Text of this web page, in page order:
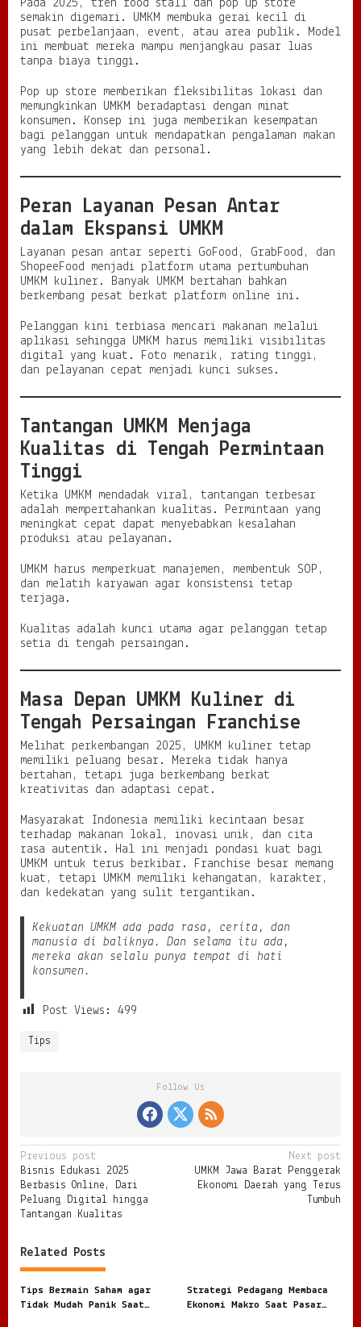
Pada 2025, tren food stall dan pop up store
semakin digemari. UMKM membuka gerai kecil di
pusat perbelanjaan, event, atau area publik. Model
ini membuat mereka mampu menjangkau pasar luas
tanpa biaya tinggi.
Pop up store memberikan fleksibilitas lokasi dan
memungkinkan UMKM beradaptasi dengan minat
konsumen. Konsep ini juga memberikan kesempatan
bagi pelanggan untuk mendapatkan pengalaman makan
yang lebih dekat dan personal.
Peran Layanan Pesan Antar
dalam Ekspansi UMKM
Layanan pesan antar seperti GoFood, GrabFood, dan
ShopeeFood menjadi platform utama pertumbuhan
UMKM kuliner. Banyak UMKM bertahan bahkan
berkembang pesat berkat platform online ini.
Pelanggan kini terbiasa mencari makanan melalui
aplikasi sehingga UMKM harus memiliki visibilitas
digital yang kuat. Foto menarik, rating tinggi,
dan pelayanan cepat menjadi kunci sukses.
Tantangan UMKM Menjaga
Kualitas di Tengah Permintaan
Tinggi
Ketika UMKM mendadak viral, tantangan terbesar
adalah mempertahankan kualitas. Permintaan yang
meningkat cepat dapat menyebabkan kesalahan
produksi atau pelayanan.
UMKM harus memperkuat manajemen, membentuk SOP,
dan melatih karyawan agar konsistensi tetap
terjaga.
Kualitas adalah kunci utama agar pelanggan tetap
setia di tengah persaingan.
Masa Depan UMKM Kuliner di
Tengah Persaingan Franchise
Melihat perkembangan 2025, UMKM kuliner tetap
memiliki peluang besar. Mereka tidak hanya
bertahan, tetapi juga berkembang berkat
kreativitas dan adaptasi cepat.
Masyarakat Indonesia memiliki kecintaan besar
terhadap makanan lokal, inovasi unik, dan cita
rasa autentik. Hal ini menjadi pondasi kuat bagi
UMKM untuk terus berkibar. Franchise besar memang
kuat, tetapi UMKM memiliki kehangatan, karakter,
dan kedekatan yang sulit tergantikan.
Kekuatan UMKM ada pada rasa, cerita, dan
manusia di baliknya. Dan selama itu ada,
mereka akan selalu punya tempat di hati
konsumen.
Post Views: 499
Tips
Follow Us
P
o
s
n
a
v
Previous post
Bisnis Edukasi 2025
Berbasis Online, Dari
Peluang Digital hingga
Tantangan Kualitas
Next post
UMKM Jawa Barat Penggerak
Ekonomi Daerah yang Terus
Tumbuh
Related Posts
Tips Bermain Saham agar
Tidak Mudah Panik Saat
Strategi Pedagang Membaca
Ekonomi Makro Saat Pasar